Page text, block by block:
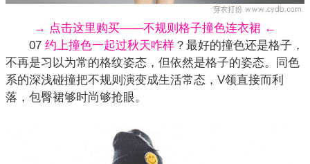
→ 点击这里购买——不规则格子撞色连衣裙 ←
07 约上撞色一起过秋天咋样 ？最好的撞色还是格子，
不再是习以为常的格纹姿态，但依然是格子的姿态。同色
系的深浅碰撞把不规则演变成生活常态，V领直接而利
落，包臀裙够时尚够抢眼。